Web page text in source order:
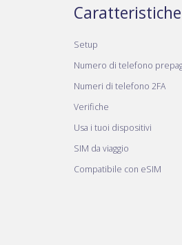
Caratteristiche
Setup
Numero di telefono
Numeri di telefono 2FA
Verifiche
Usa i tuoi dispositivi
SIM da viaggio
Compatibile con eSIM